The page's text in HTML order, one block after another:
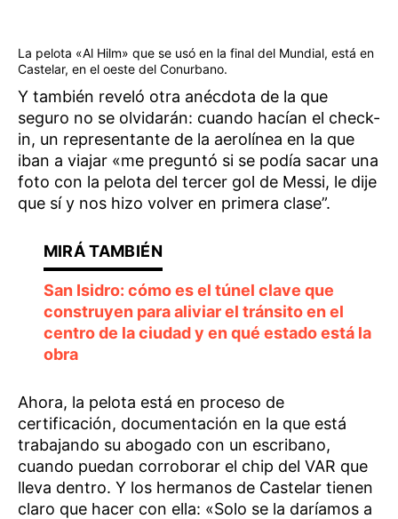
La pelota «Al Hilm» que se usó en la final del Mundial, está en
Castelar, en el oeste del Conurbano.
Y también reveló otra anécdota de la que
seguro no se olvidarán: cuando hacían el check-
in, un representante de la aerolínea en la que
iban a viajar «me preguntó si se podía sacar una
foto con la pelota del tercer gol de Messi, le dije
que sí y nos hizo volver en primera clase”.
San Isidro: cómo es el túnel clave que
construyen para aliviar el tránsito en el
centro de la ciudad y en qué estado está la
obra
Ahora, la pelota está en proceso de
certificación, documentación en la que está
trabajando su abogado con un escribano,
cuando puedan corroborar el chip del VAR que
lleva dentro. Y los hermanos de Castelar tienen
claro que hacer con ella: «Solo se la daríamos a